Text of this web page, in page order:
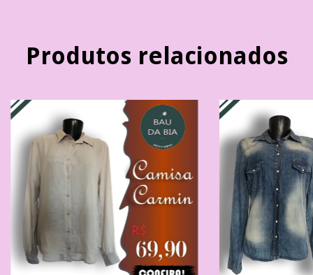
Produtos relacionados